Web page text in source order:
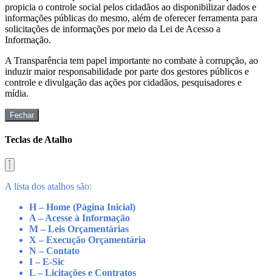
propicia o controle social pelos cidadãos ao disponibilizar dados e
informações públicas do mesmo, além de oferecer ferramenta para
solicitações de informações por meio da Lei de Acesso a
Informação.
A Transparência tem papel importante no combate à corrupção, ao
induzir maior responsabilidade por parte dos gestores públicos e
controle e divulgação das ações por cidadãos, pesquisadores e
mídia.
Fechar
Teclas de Atalho
A lista dos atalhos são:
H – Home (Página Inicial)
A – Acesse à Informação
M – Leis Orçamentárias
X – Execução Orçamentária
N – Contato
I – E-Sic
L – Licitações e Contratos